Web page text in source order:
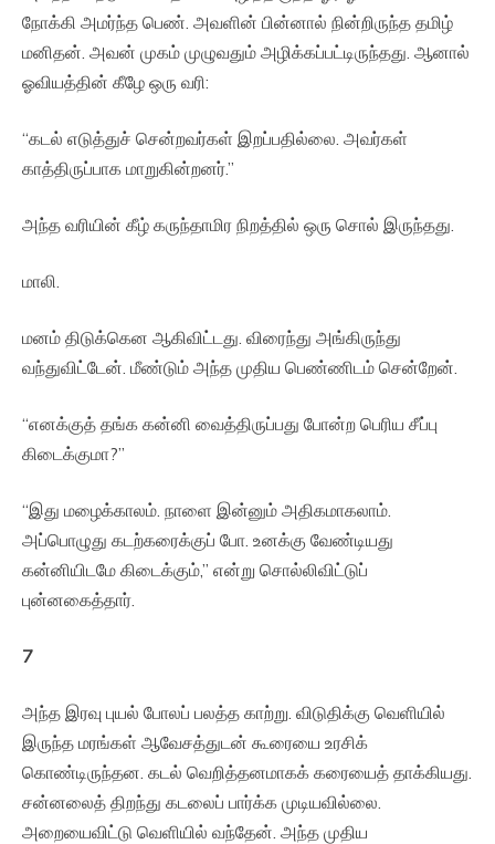
நோக்கி அமர்ந்த பெண். அவளின் பின்னால் நின்றிருந்த தமிழ்
மனிதன். அவன் முகம் முழுவதும் அழிக்கப்பட்டிருந்தது. ஆனால்
ஓவியத்தின் கீழே ஒரு வரி:
“கடல் எடுத்துச் சென்றவர்கள் இறப்பதில்லை. அவர்கள்
காத்திருப்பாக மாறுகின்றனர்.”
அந்த வரியின் கீழ் கருந்தாமிர நிறத்தில் ஒரு சொல் இருந்தது.
மாலி.
மனம் திடுக்கென ஆகிவிட்டது. விரைந்து அங்கிருந்து
வந்துவிட்டேன். மீண்டும் அந்த முதிய பெண்ணிடம் சென்றேன்.
“எனக்குத் தங்க கன்னி வைத்திருப்பது போன்ற பெரிய சீப்பு
கிடைக்குமா?”
“இது மழைக்காலம். நாளை இன்னும் அதிகமாகலாம்.
அப்பொழுது கடற்கரைக்குப் போ. உனக்கு வேண்டியது
கன்னியிடமே கிடைக்கும்,” என்று சொல்லிவிட்டுப்
புன்னகைத்தார்.
7
அந்த இரவு புயல் போலப் பலத்த காற்று. விடுதிக்கு வெளியில்
இருந்த மரங்கள் ஆவேசத்துடன் கூரையை உரசிக்
கொண்டிருந்தன. கடல் வெறித்தனமாகக் கரையைத் தாக்கியது.
சன்னலைத் திறந்து கடலைப் பார்க்க முடியவில்லை.
அறையைவிட்டு வெளியில் வந்தேன். அந்த முதிய